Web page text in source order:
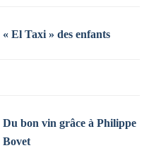
« El Taxi » des enfants
Du bon vin grâce à Philippe
Bovet